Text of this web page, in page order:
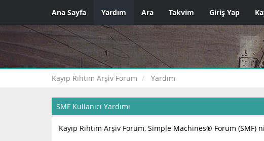
Ana Sayfa Yardım Ara Takvim Giriş Yap
Kayıp Rıhtım Arşiv Forum Yardım
SMF Kullanıcı Yardımı
Kayıp Rıhtım Arşiv Forum, Simple Machines® Forum